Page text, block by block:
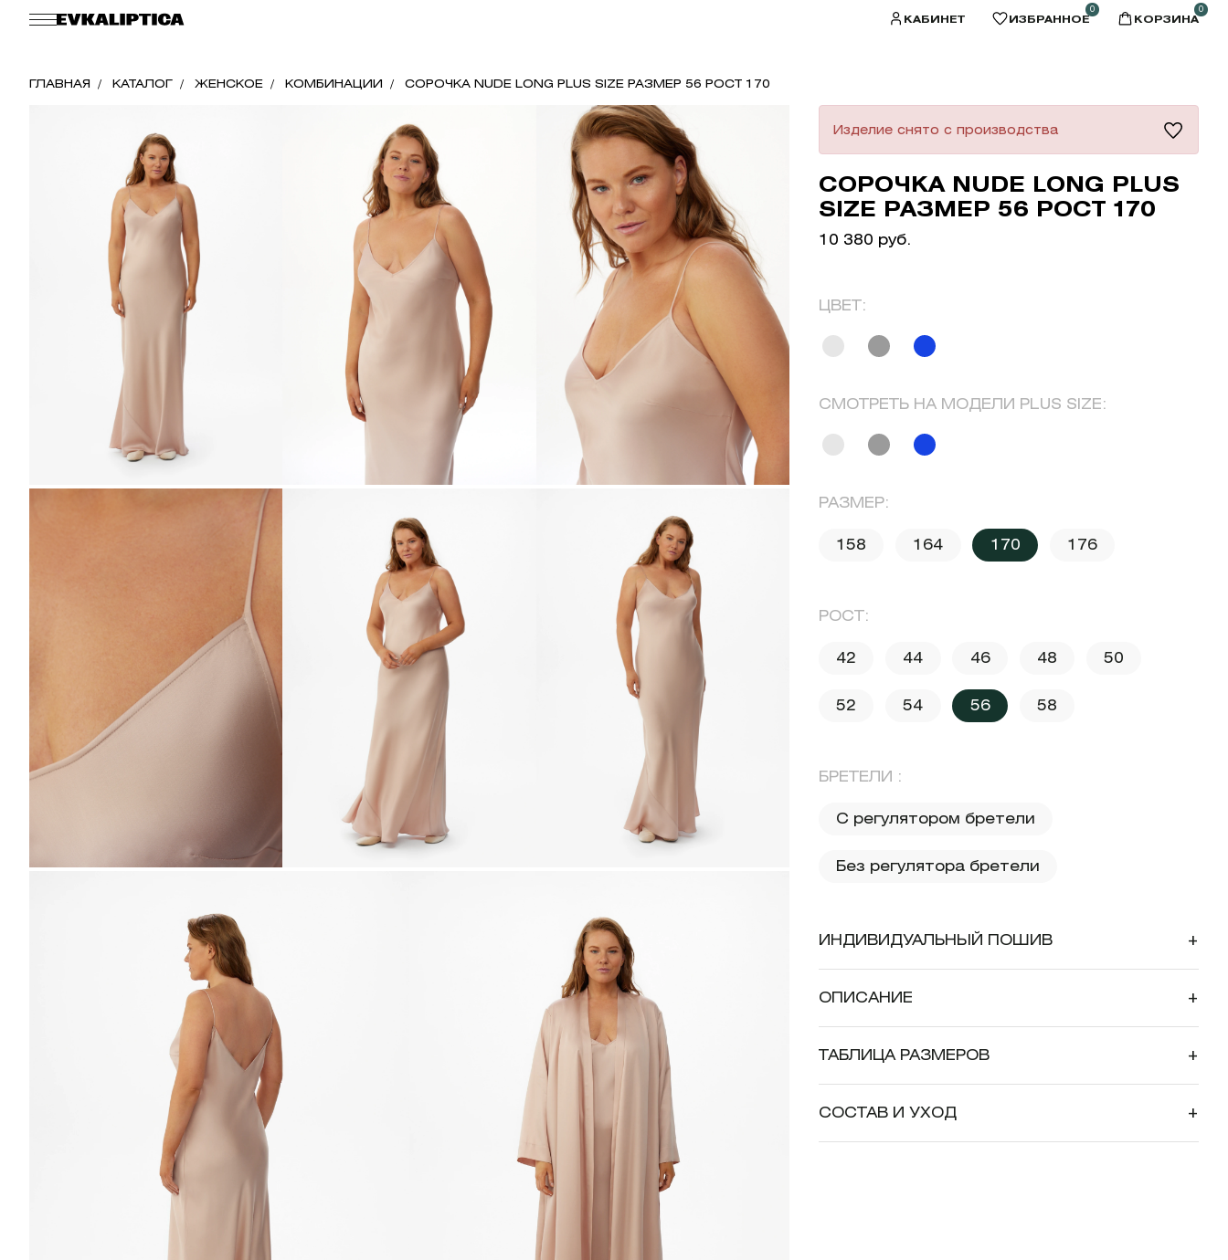
КАБИНЕТ ИЗБРАННОЕ
0
КОРЗИНА
0
ГЛАВНАЯ КАТАЛОГ ЖЕНСКОЕ КОМБИНАЦИИ СОРОЧКА NUDE LONG PLUS SIZE РАЗМЕР 56 РОСТ 170
Изделие снято с производства
СОРОЧКА NUDE LONG PLUS
SIZE РАЗМЕР 56 РОСТ 170
10 380 руб.
ЦВЕТ:
СМОТРЕТЬ НА МОДЕЛИ PLUS SIZE:
РАЗМЕР:
158 164 170 176
РОСТ:
42 44 46 48 50
52 54 56 58
БРЕТЕЛИ :
С регулятором бретели
Без регулятора бретели
ИНДИВИДУАЛЬНЫЙ ПОШИВ +
ОПИСАНИЕ +
ТАБЛИЦА РАЗМЕРОВ +
СОСТАВ И УХОД +